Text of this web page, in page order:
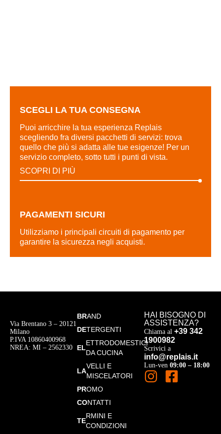
SCEGLI LA TUA CONSEGNA
Puoi arricchire la tua esperienza Replais
scegliendo fra diversi pacchetti di servizi: trova
quello che più si adatta alle tue esigenze! Per un
servizio completo, sotto tutti i punti di vista.
SCOPRI DI PIÙ
PAGAMENTI SICURI
Utilizziamo i principali circuiti di pagamento per
garantire la sicurezza negli acquisti.
Via Brentano 3 – 20121
Milano
P.IVA 10860400968
NREA: MI – 2562330
BRAND
DETERGENTI
EL
ETTRODOMESTICI
DA CUCINA
LA
VELLI E
MISCELATORI
PROMO
CONTATTI
TE
RMINI E
CONDIZIONI
HAI BISOGNO DI
ASSISTENZA?
Chiama al +39 342
1900982
Scrivici a
info@replais.it
Lun-ven 09:00 – 18:00